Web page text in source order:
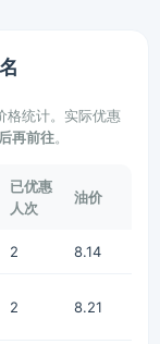
格统计。实际优惠
再前往。
已优惠
人次
油价
2 8.14
2 8.21